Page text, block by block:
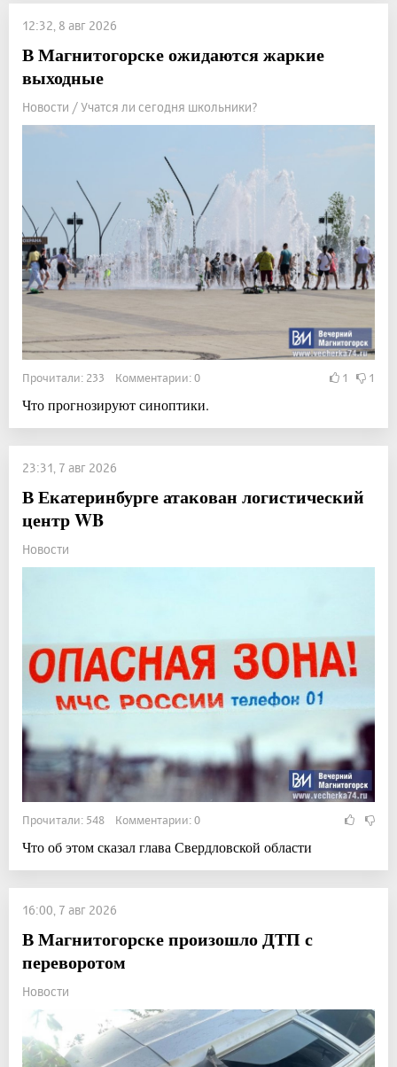
12:32, 8 авг 2026
В Магнитогорске ожидаются жаркие
выходные
Новости / Учатся ли сегодня школьники?
Прочитали: 233 Комментарии: 0 1 1
Что прогнозируют синоптики.
23:31, 7 авг 2026
В Екатеринбурге атакован логистический
центр WB
Новости
Прочитали: 548 Комментарии: 0
Что об этом сказал глава Свердловской области
16:00, 7 авг 2026
В Магнитогорске произошло ДТП с
переворотом
Новости